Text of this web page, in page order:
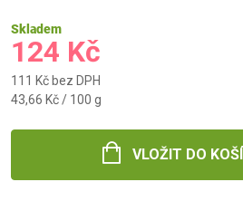
Skladem
124 Kč
111 Kč bez DPH
Měrná
43,66 Kč / 100 g
VLOŽIT DO